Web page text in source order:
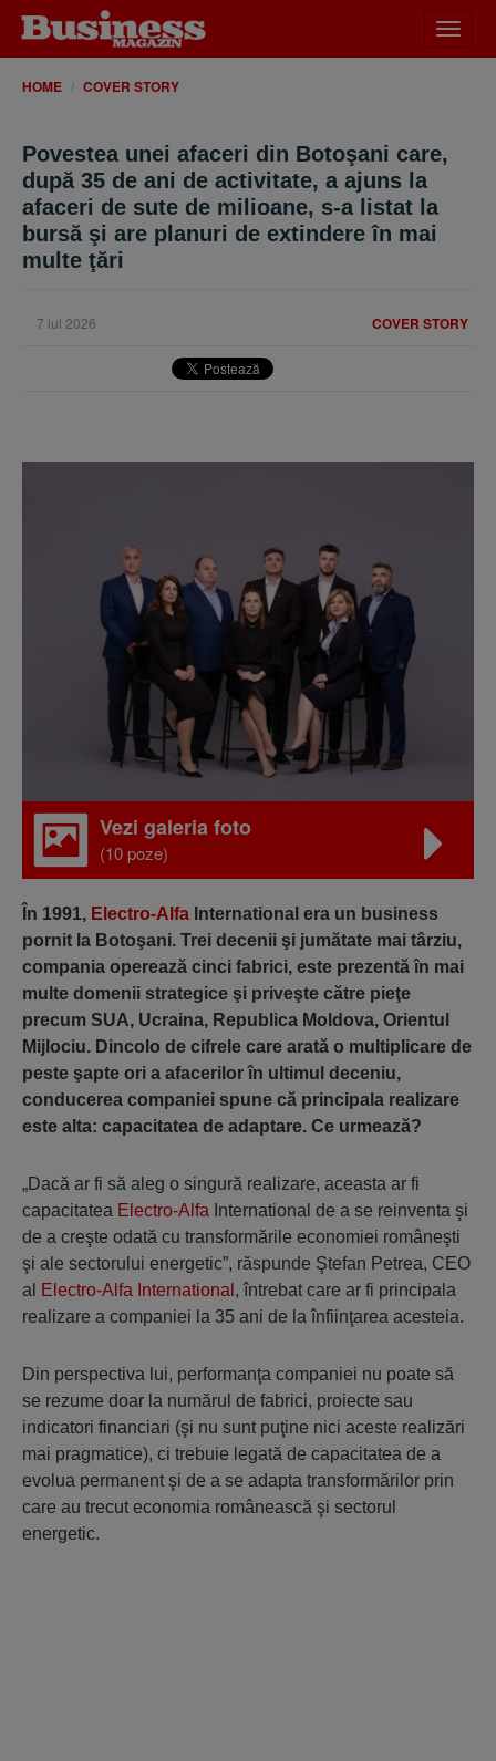
meniu
HOME COVER STORY
Povestea unei afaceri din Botoşani care,
după 35 de ani de activitate, a ajuns la
afaceri de sute de milioane, s-a listat la
bursă şi are planuri de extindere în mai
multe ţări
COVER STORY
7 iul 2026
Vezi galeria foto
(10 poze)
În 1991, Electro-Alfa International era un business
pornit la Botoşani. Trei decenii şi jumătate mai târziu,
compania operează cinci fabrici, este prezentă în mai
multe domenii strategice şi priveşte către pieţe
precum SUA, Ucraina, Republica Moldova, Orientul
Mijlociu. Dincolo de cifrele care arată o multiplicare de
peste şapte ori a afacerilor în ultimul deceniu,
conducerea companiei spune că principala realizare
este alta: capacitatea de adaptare. Ce urmează?
„Dacă ar fi să aleg o singură realizare, aceasta ar fi
capacitatea Electro-Alfa International de a se reinventa şi
de a creşte odată cu transformările economiei româneşti
şi ale sectorului energetic”, răspunde Ştefan Petrea, CEO
al
Electro-Alfa International , întrebat care ar fi principala
realizare a companiei la 35 ani de la înfiinţarea acesteia.
Din perspectiva lui, performanţa companiei nu poate să
se rezume doar la numărul de fabrici, proiecte sau
indicatori financiari (şi nu sunt puţine nici aceste realizări
mai pragmatice), ci trebuie legată de capacitatea de a
evolua permanent şi de a se adapta transformărilor prin
care au trecut economia românească şi sectorul
energetic.